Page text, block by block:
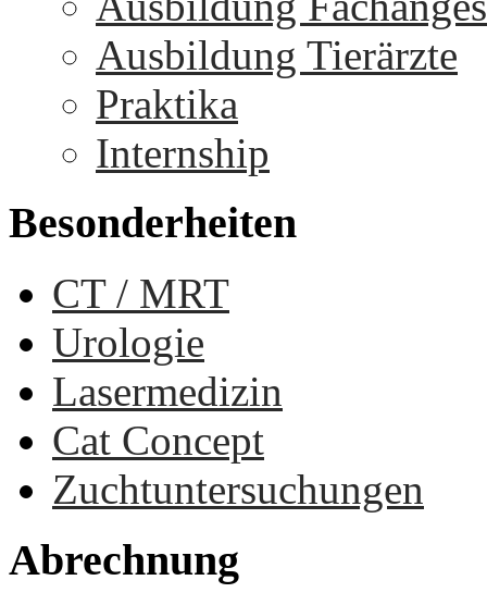
Ausbildung Tierärzte
Praktika
Internship
Besonderheiten
CT / MRT
Urologie
Lasermedizin
Cat Concept
Zuchtuntersuchungen
Abrechnung